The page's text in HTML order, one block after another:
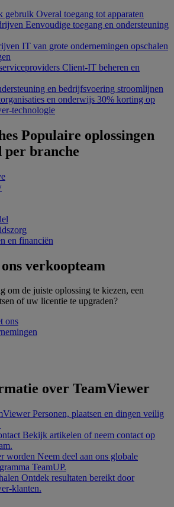
gebruik Overal toegang tot apparaten
Eenvoudige toegang en ondersteuning
IT van grote ondernemingen opschalen
Client-IT beheren en
en bedrijfsvoering stroomlijnen
en onderwijs 30% korting op
technologie
Populaire oplossingen
per branche
en financiën
verkoopteam
om de juiste oplossing te kiezen, een
of uw licentie te upgraden?
ons
over TeamViewer
Personen, plaatsen en dingen veilig
Bekijk artikelen of neem contact op
worden Neem deel aan ons globale
TeamUP.
Ontdek resultaten bereikt door
klanten.